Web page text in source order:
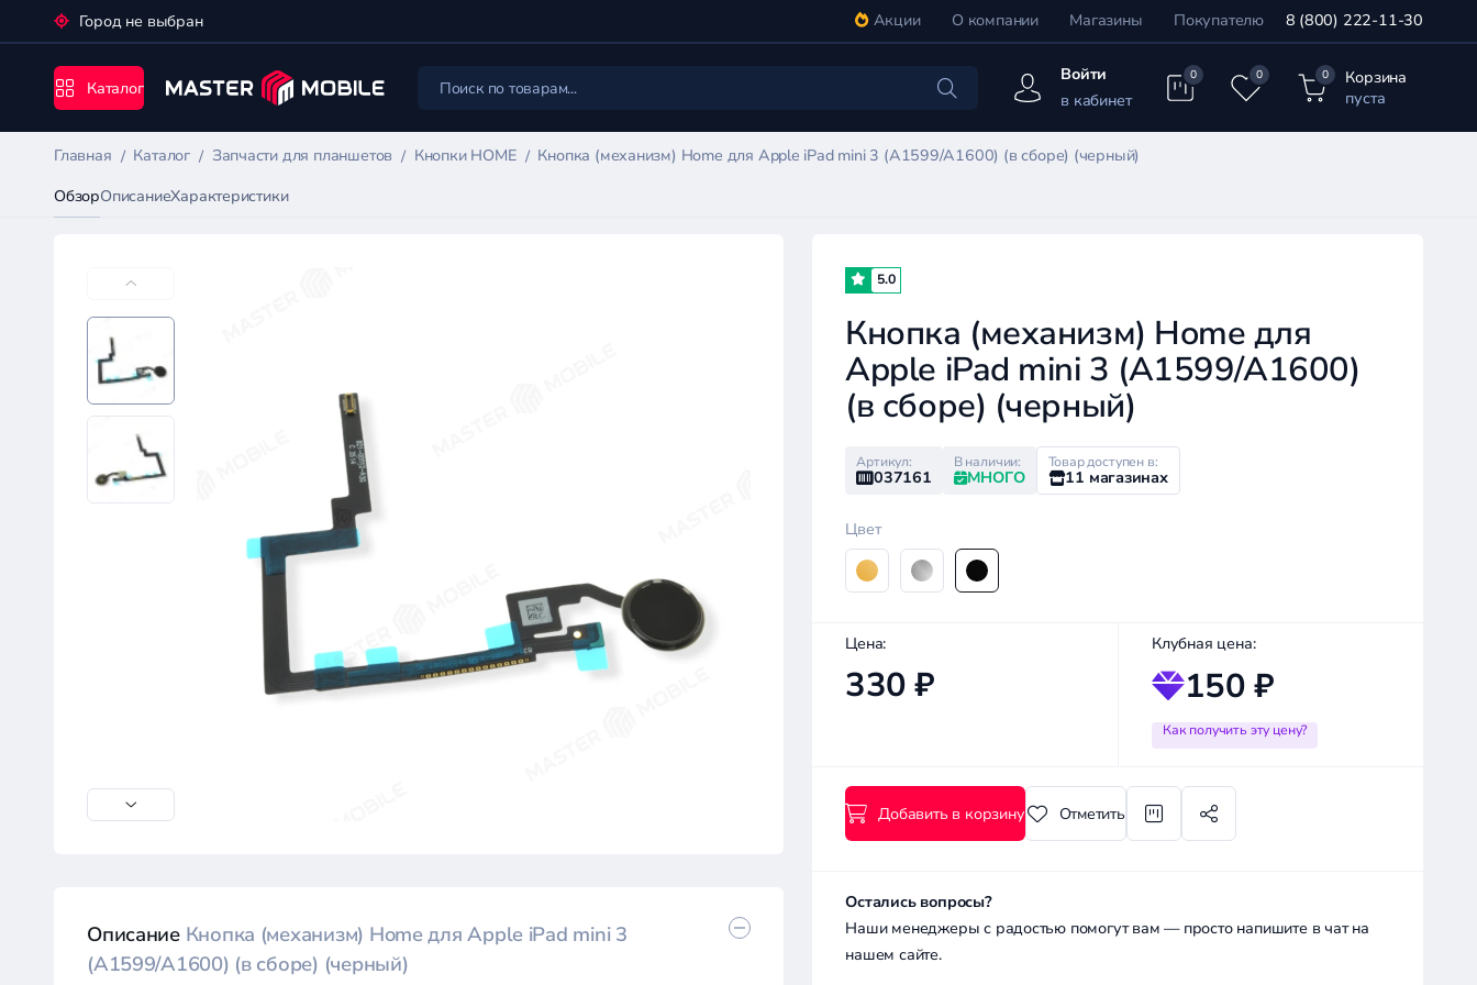
Город не выбран Акции О компании Магазины Покупателю 8 (800) 222-11-30
Каталог
Войти
в кабинет
0 0 0
Корзина
пуста
Главная Каталог Запчасти для планшетов Кнопки HOME
Кнопка (механизм) Home для Apple iPad mini 3 (A1599/A1600) (в сборе) (черный)
ОбзорОписаниеХарактеристики
Описание Кнопка (механизм) Home для Apple iPad mini 3
(A1599/A1600) (в сборе) (черный)
5.0
Кнопка (механизм) Home для
Apple iPad mini 3 (A1599/A1600)
(в сборе) (черный)
Артикул:
037161
В наличии:
МНОГО
Товар доступен в:
11 магазинах
Цвет
Цена:
330 ₽
Клубная цена:
150 ₽
Как получить эту цену?
Добавить в корзину Отметить
Остались вопросы?
Наши менеджеры с радостью помогут вам — просто напишите в чат на
нашем сайте.